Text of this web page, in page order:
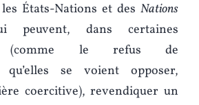
États-Nations et des Nations
peuvent, dans certaines
(comme le refus de
qu’elles se voient opposer,
coercitive), revendiquer un